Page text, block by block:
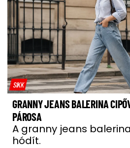
SIKK
GRANNY JEANS BALERINA
PÁROSA
A granny jeans
hódít.